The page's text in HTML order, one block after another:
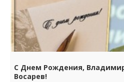
С Днем Рождения,
Восарев!